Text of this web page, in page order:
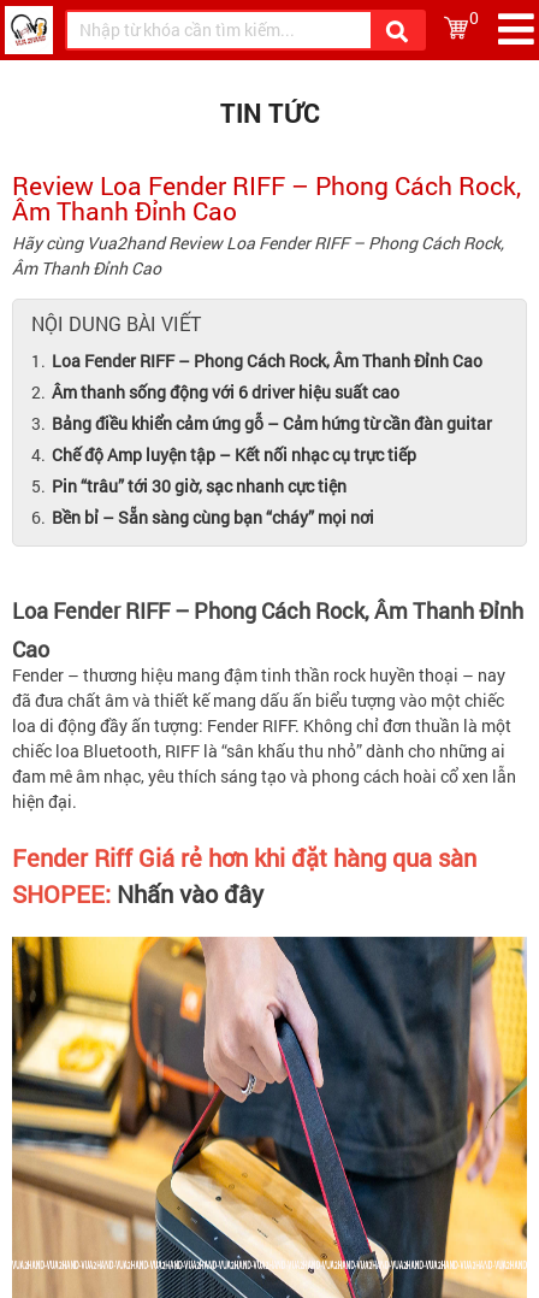
0
TIN TỨC
Review Loa Fender RIFF – Phong Cách Rock,
Âm Thanh Đỉnh Cao
Hãy cùng Vua2hand Review Loa Fender RIFF – Phong Cách Rock,
Âm Thanh Đỉnh Cao
NỘI DUNG BÀI VIẾT
Loa Fender RIFF – Phong Cách Rock, Âm Thanh Đỉnh Cao
Âm thanh sống động với 6 driver hiệu suất cao
Bảng điều khiển cảm ứng gỗ – Cảm hứng từ cần đàn guitar
Chế độ Amp luyện tập – Kết nối nhạc cụ trực tiếp
Pin “trâu” tới 30 giờ, sạc nhanh cực tiện
Bền bỉ – Sẵn sàng cùng bạn “cháy” mọi nơi
Loa Fender RIFF – Phong Cách Rock, Âm Thanh Đỉnh
Cao
Fender – thương hiệu mang đậm tinh thần rock huyền thoại – nay
đã đưa chất âm và thiết kế mang dấu ấn biểu tượng vào một chiếc
loa di động đầy ấn tượng: Fender RIFF. Không chỉ đơn thuần là một
chiếc loa Bluetooth, RIFF là “sân khấu thu nhỏ” dành cho những ai
đam mê âm nhạc, yêu thích sáng tạo và phong cách hoài cổ xen lẫn
hiện đại.
Fender Riff Giá rẻ hơn khi đặt hàng qua sàn
SHOPEE: Nhấn vào đây